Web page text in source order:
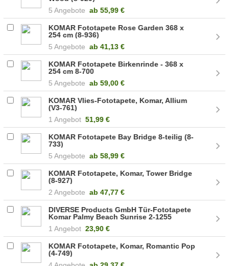
5 Angebote ab 55,99 €
KOMAR Fototapete Rose Garden 368 x
254 cm (8-936)
5 Angebote ab41,13 €
KOMAR Fototapete Birkenrinde - 368 x
254 cm 8-700
5 Angebote ab 59,00 €
KOMAR Vlies-Fototapete, Komar, Allium
(V3-761)
1 Angebot 51,99 €
KOMAR Fototapete Bay Bridge 8-teilig (8-
733)
5 Angebote ab 58,99 €
KOMAR Fototapete, Komar, Tower Bridge
(8-927)
2 Angebote ab47,77 €
DIVERSE Products GmbH Tür-Fototapete
Komar Palmy Beach Sunrise 2-1255
1 Angebot 23,90 €
KOMAR Fototapete, Komar, Romantic Pop
(4-749)